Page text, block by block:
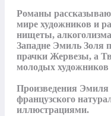
Романы
мире художников и
нищеты, алкоголизма
Западне Эмиль Золя
прачки Жервезы, а
молодых художников
Произведения Эмиля
французского
иллюстрациями.